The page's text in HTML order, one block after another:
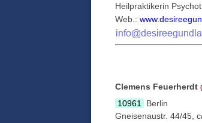
Heilpraktikerin
Web.:
Clemens Feuerherdt
10961
Berlin
Gneisenaustr. 44/45,